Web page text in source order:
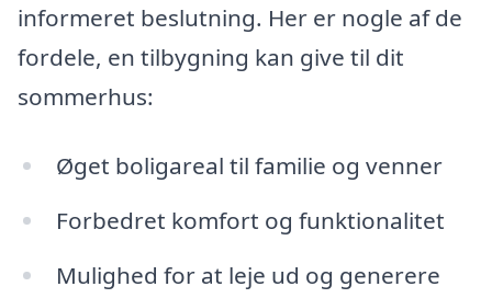
informeret beslutning. Her er nogle af de
fordele, en tilbygning kan give til dit
sommerhus:
Øget boligareal til familie og venner
Forbedret komfort og funktionalitet
Mulighed for at leje ud og generere